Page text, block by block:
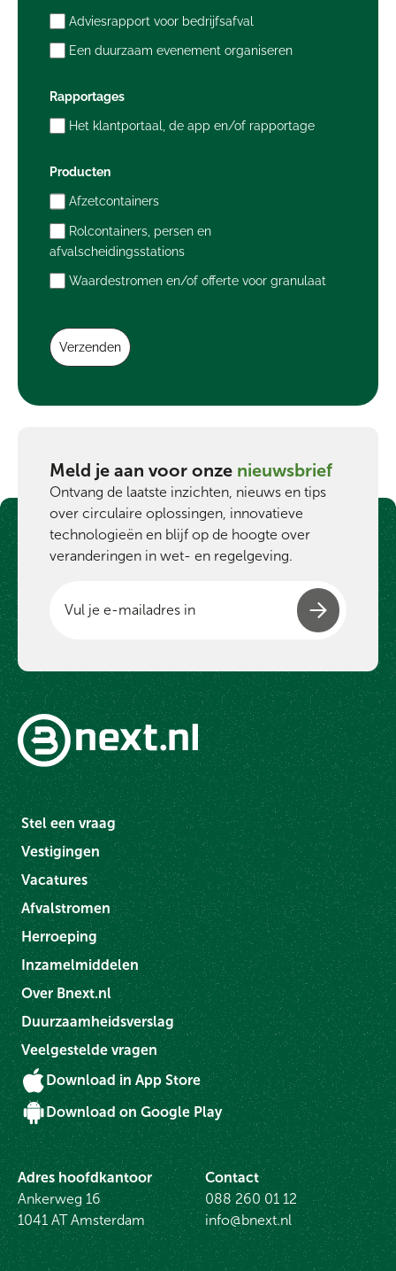
Adviesrapport voor bedrijfsafval
Een duurzaam evenement organiseren
Rapportages
Het klantportaal, de app en/of rapportage
Producten
Afzetcontainers
Rolcontainers, persen en
afvalscheidingsstations
Waardestromen en/of offerte voor granulaat
Verzenden
Meld je aan voor onze nieuwsbrief
Ontvang de laatste inzichten, nieuws en tips
over circulaire oplossingen, innovatieve
technologieën en blijf op de hoogte over
veranderingen in wet- en regelgeving.
Adres hoofdkantoor
Ankerweg 16
1041 AT Amsterdam
Contact
088 260 01 12
info@bnext.nl
Stel een vraag
Vestigingen
Vacatures
Afvalstromen
Herroeping
Inzamelmiddelen
Over Bnext.nl
Duurzaamheidsverslag
Veelgestelde vragen
Download in App Store
Download on Google Play